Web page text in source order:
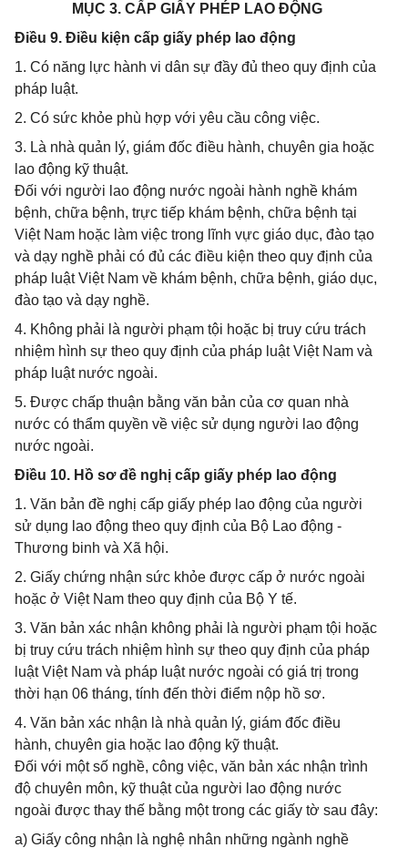
MỤC 3. CẤP GIẤY PHÉP LAO ĐỘNG
Điều 9. Điều kiện cấp giấy phép lao động
1. Có năng lực hành vi dân sự đầy đủ theo quy định của
pháp luật.
2. Có sức khỏe phù hợp với yêu cầu công việc.
3. Là nhà quản lý, giám đốc điều hành, chuyên gia hoặc
lao động kỹ thuật.
Đối với người lao động nước ngoài hành nghề khám
bệnh, chữa bệnh, trực tiếp khám bệnh, chữa bệnh tại
Việt Nam hoặc làm việc trong lĩnh vực giáo dục, đào tạo
và dạy nghề phải có đủ các điều kiện theo quy định của
pháp luật Việt Nam về khám bệnh, chữa bệnh, giáo dục,
đào tạo và dạy nghề.
4. Không phải là người phạm tội hoặc bị truy cứu trách
nhiệm hình sự theo quy định của pháp luật Việt Nam và
pháp luật nước ngoài.
5. Được chấp thuận bằng văn bản của cơ quan nhà
nước có thẩm quyền về việc sử dụng người lao động
nước ngoài.
Điều 10. Hồ sơ đề nghị cấp giấy phép lao động
1. Văn bản đề nghị cấp giấy phép lao động của người
sử dụng lao động theo quy định của Bộ Lao động -
Thương binh và Xã hội.
2. Giấy chứng nhận sức khỏe được cấp ở nước ngoài
hoặc ở Việt Nam theo quy định của Bộ Y tế.
3. Văn bản xác nhận không phải là người phạm tội hoặc
bị truy cứu trách nhiệm hình sự theo quy định của pháp
luật Việt Nam và pháp luật nước ngoài có giá trị trong
thời hạn 06 tháng, tính đến thời điểm nộp hồ sơ.
4. Văn bản xác nhận là nhà quản lý, giám đốc điều
hành, chuyên gia hoặc lao động kỹ thuật.
Đối với một số nghề, công việc, văn bản xác nhận trình
độ chuyên môn, kỹ thuật của người lao động nước
ngoài được thay thế bằng một trong các giấy tờ sau đây:
a) Giấy công nhận là nghệ nhân những ngành nghề